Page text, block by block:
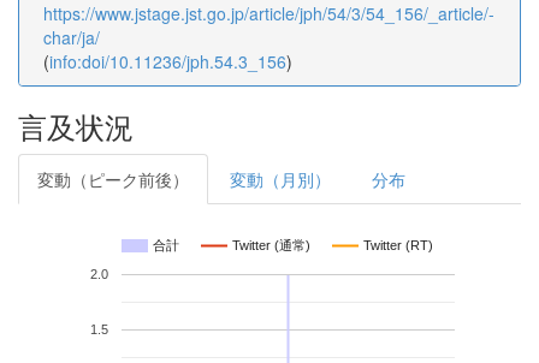
https://www.jstage.jst.go.jp/article/jph/54/3/54_156/_article/-
char/ja/
(info:doi/10.11236/jph.54.3_156)
言及状況
変動（ピーク前後） 変動（月別） 分布
合計 Twitter (通常) Twitter (RT)
1.5
2.0